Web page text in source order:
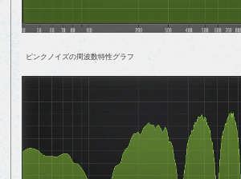
ピンクノイズの周波数特性グラフ